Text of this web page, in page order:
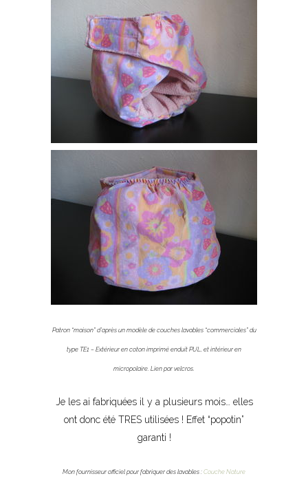
Patron “maison” d’après un modèle de couches lavables “commerciales” du
type TE1 – Extérieur en coton imprimé enduit PUL, et intérieur en
micropolaire. Lien par velcros.
Je les ai fabriquées il y a plusieurs mois… elles
ont donc été TRES utilisées ! Effet “popotin”
garanti !
Mon fournisseur officiel pour fabriquer des lavables : Couche Nature